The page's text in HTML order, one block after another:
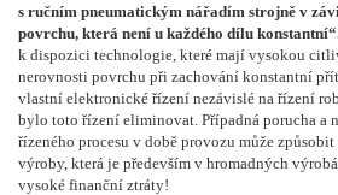
s ručním pneumatickým nářadím strojně v
povrchu, která není u každého dílu
k dispozici technologie, které mají vysokou
nerovnosti povrchu při zachování konstantní
vlastní elektronické řízení nezávislé na řízení
bylo toto řízení eliminovat. Případná porucha a
řízeného procesu v době provozu může
výroby, která je především v hromadných
vysoké finanční ztráty!